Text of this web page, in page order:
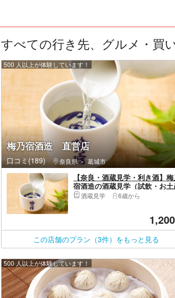
すべての行き先、グルメ・買
梅乃宿酒造 直営店
口コミ(189) 奈良県 葛城市
500 人以上が体験しています！
【奈良・酒蔵見学・利き酒】
宿酒造の酒蔵見学（試飲・お
付き）
酒蔵見学 6歳から
1,200
この店舗のプラン（3件）をもっと見る
500 人以上が体験しています！